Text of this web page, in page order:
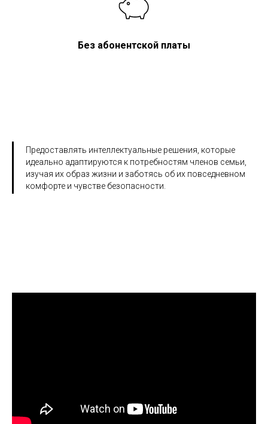
Без абонентской платы
Предоставлять интеллектуальные решения, которые
идеально адаптируются к потребностям членов семьи,
изучая их образ жизни и заботясь об их повседневном
комфорте и чувстве безопасности.